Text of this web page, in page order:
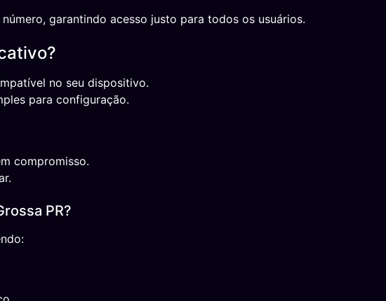
garantindo acesso justo para todos os usuários.
no seu dispositivo.
para configuração.
compromisso.
PR?